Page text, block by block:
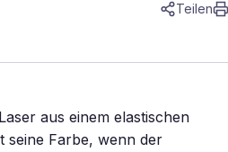
Teilen
aus einem elastischen
seine Farbe, wenn der